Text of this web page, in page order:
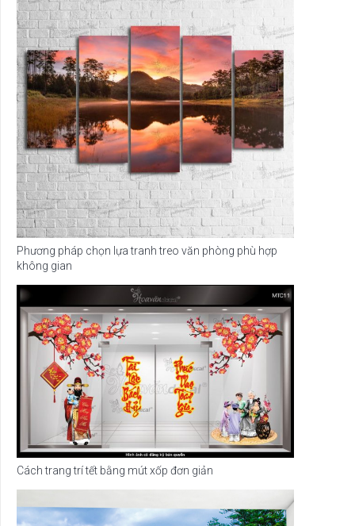
Phương pháp chọn lựa tranh treo văn phòng phù hợp
không gian
Cách trang trí tết bằng mút xốp đơn giản